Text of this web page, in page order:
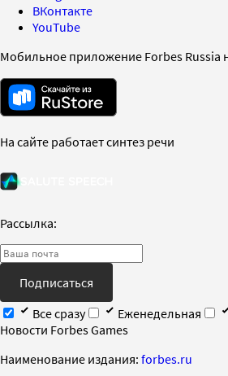
ВКонтакте
YouTube
Мобильное приложение Forbes Russia
На сайте работает синтез речи
Рассылка:
Подписаться
Все сразу
Еженедельная
Новости Forbes Games
Наименование издания: forbes.ru